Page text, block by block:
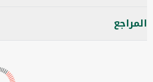
المراجع